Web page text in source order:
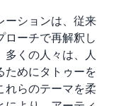
ーションは、従来
ローチで再解釈し
多くの人々は、人
ためにタトゥーを
れらのテーマを柔